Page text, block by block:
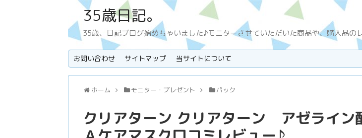
35歳日記。
35歳、日記ブログ始めちゃいました♪モニターさせていただいた商品や、購入品の
お問い合わせ サイトマップ 当サイトについて
ホーム モニター・プレゼント パック
クリアターン クリアターン アゼライン